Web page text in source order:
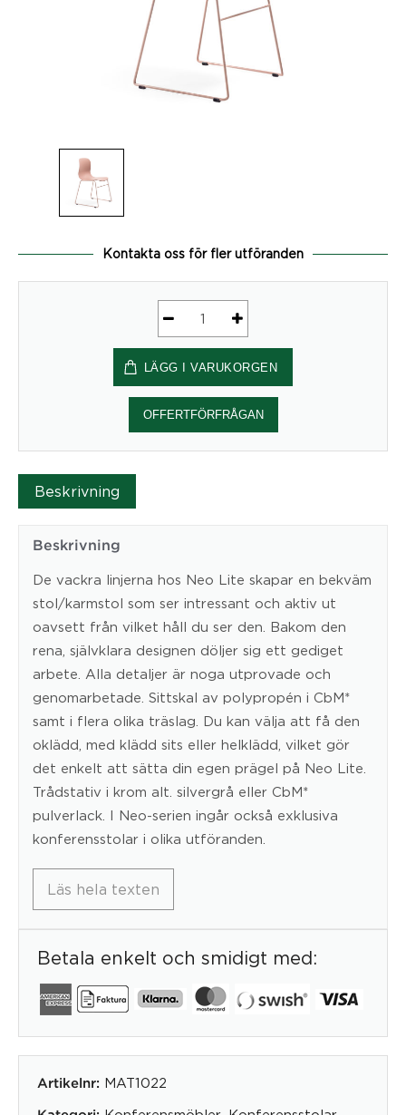
Kontakta oss för fler utföranden
Konferensstol
NEO
LITE
mängd
LÄGG I VARUKORGEN
OFFERTFÖRFRÅGAN
Beskrivning
Beskrivning
De vackra linjerna hos Neo Lite skapar en bekväm
stol/karmstol som ser intressant och aktiv ut
oavsett från vilket håll du ser den. Bakom den
rena, självklara designen döljer sig ett gediget
arbete. Alla detaljer är noga utprovade och
genomarbetade. Sittskal av polypropén i CbM*
samt i flera olika träslag. Du kan välja att få den
oklädd, med klädd sits eller helklädd, vilket gör
det enkelt att sätta din egen prägel på Neo Lite.
Trådstativ i krom alt. silvergrå eller CbM*
pulverlack. I Neo-serien ingår också exklusiva
konferensstolar i olika utföranden.
Läs hela texten
Betala enkelt och smidigt med:
Artikelnr: MAT1022